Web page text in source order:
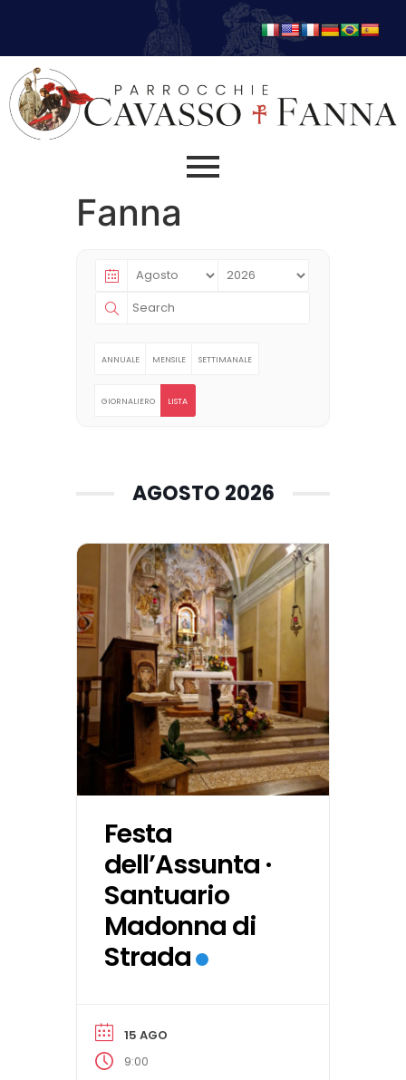
Fanna
ANNUALE MENSILE SETTIMANALE
GIORNALIERO LISTA
AGOSTO 2026
Festa
dell’Assunta ·
Santuario
Madonna di
Strada
15 AGO
9:00